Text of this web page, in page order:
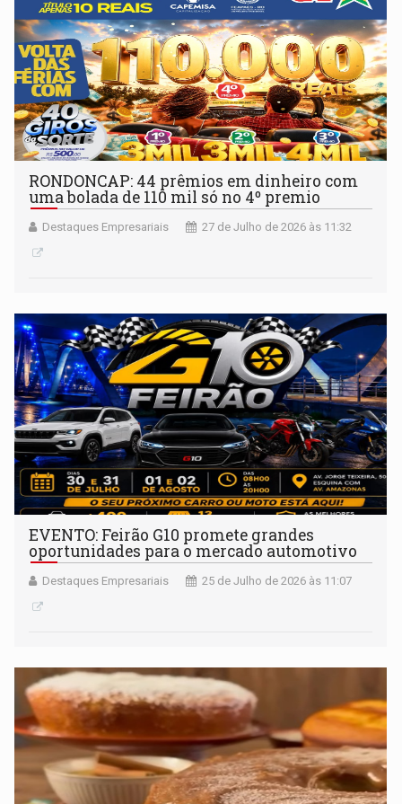
RONDONCAP: 44 prêmios em dinheiro com
uma bolada de 110 mil só no 4º premio
Destaques Empresariais 27 de Julho de 2026 às 11:32
EVENTO: Feirão G10 promete grandes
oportunidades para o mercado automotivo
Destaques Empresariais 25 de Julho de 2026 às 11:07